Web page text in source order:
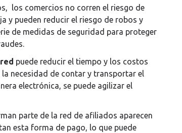
los comercios no corren el riesgo de
y pueden reducir el riesgo de robos y
de medidas de seguridad para proteger
puede reducir el tiempo y los costos
necesidad de contar y transportar el
electrónica, se puede agilizar el
parte de la red de afiliados aparecen
esta forma de pago, lo que puede